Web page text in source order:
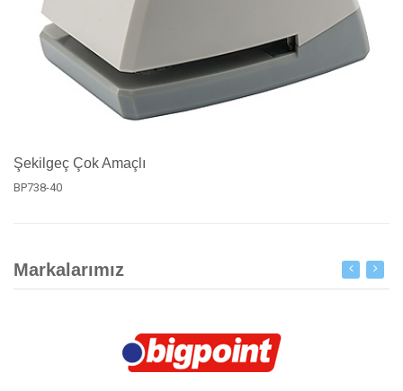
Şekilgeç Çok Amaçlı
BP738-40
Markalarımız